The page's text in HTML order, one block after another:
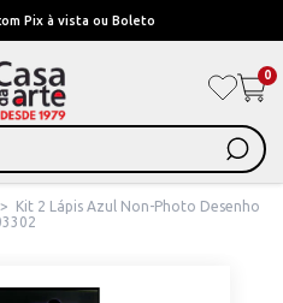
juros ou ate 12x com juros
0
>
Kit 2 Lápis Azul Non-Photo Desenho